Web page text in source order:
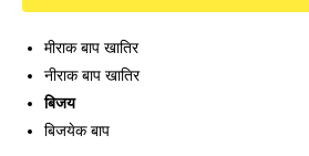
मीराक बाप खातिर
नीराक बाप खातिर
बिजय
बिजयेक बाप